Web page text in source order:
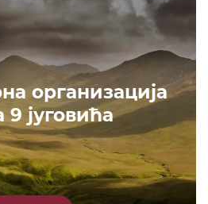
организација
9 југовића